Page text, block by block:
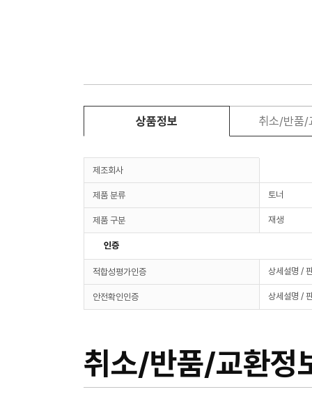
상품정보 취소/반품/
제조회사
제품 분류 토너
제품 구분 재생
인증
적합성평가인증 상세설명 /
안전확인인증 상세설명 /
취소/반품/교환정